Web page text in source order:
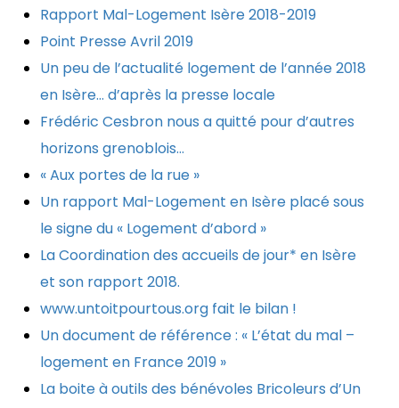
Rapport Mal-Logement Isère 2018-2019
Point Presse Avril 2019
Un peu de l’actualité logement de l’année 2018
en Isère… d’après la presse locale
Frédéric Cesbron nous a quitté pour d’autres
horizons grenoblois…
« Aux portes de la rue »
Un rapport Mal-Logement en Isère placé sous
le signe du « Logement d’abord »
La Coordination des accueils de jour* en Isère
et son rapport 2018.
www.untoitpourtous.org fait le bilan !
Un document de référence : « L’état du mal –
logement en France 2019 »
La boite à outils des bénévoles Bricoleurs d’Un